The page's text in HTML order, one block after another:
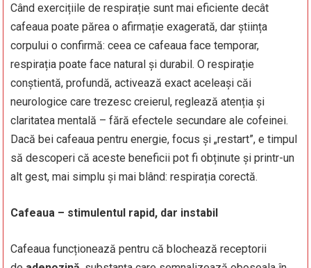
Când exercițiile de respirație sunt mai eficiente decât
cafeaua poate părea o afirmație exagerată, dar știința
corpului o confirmă: ceea ce cafeaua face temporar,
respirația poate face natural și durabil. O respirație
conștientă, profundă, activează exact aceleași căi
neurologice care trezesc creierul, reglează atenția și
claritatea mentală – fără efectele secundare ale cofeinei.
Dacă bei cafeaua pentru energie, focus și „restart”, e timpul
să descoperi că aceste beneficii pot fi obținute și printr-un
alt gest, mai simplu și mai blând: respirația corectă.
Cafeaua – stimulentul rapid, dar instabil
Cafeaua funcționează pentru că blochează receptorii